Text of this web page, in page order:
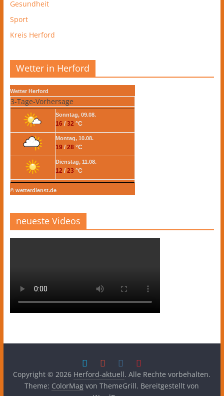
Gesundheit
Sport
Kreis Herford
Wetter in Herford
Wetter Herford
3-Tage-Vorhersage
Sonntag, 09.08.
16 / 32 °C
Montag, 10.08.
19/ 28°C
Dienstag, 11.08.
12 / 23 °C
© wetterdienst.de
neueste Videos
Copyright © 2026 Herford-aktuell. Alle Rechte vorbehalten.
Theme: ColorMag von ThemeGrill. Bereitgestellt von